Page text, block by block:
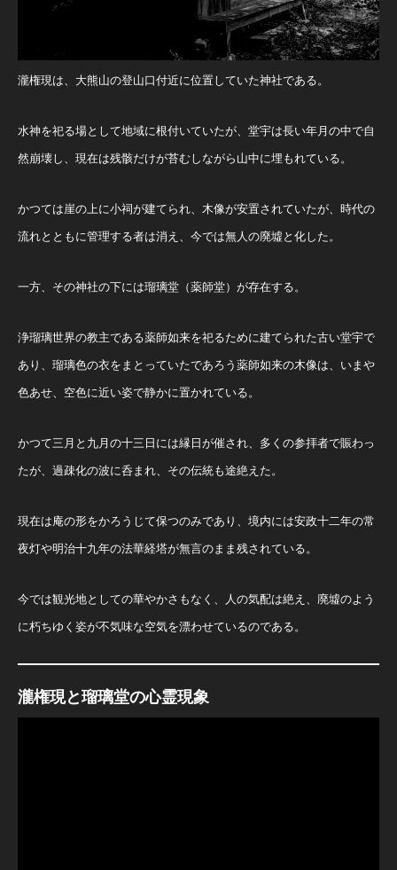
瀧権現は、大熊山の登山口付近に位置していた神社である。
水神を祀る場として地域に根付いていたが、堂宇は長い年月の中で自
然崩壊し、現在は残骸だけが苔むしながら山中に埋もれている。
かつては崖の上に小祠が建てられ、木像が安置されていたが、時代の
流れとともに管理する者は消え、今では無人の廃墟と化した。
一方、その神社の下には瑠璃堂（薬師堂）が存在する。
浄瑠璃世界の教主である薬師如来を祀るために建てられた古い堂宇で
あり、瑠璃色の衣をまとっていたであろう薬師如来の木像は、いまや
色あせ、空色に近い姿で静かに置かれている。
かつて三月と九月の十三日には縁日が催され、多くの参拝者で賑わっ
たが、過疎化の波に呑まれ、その伝統も途絶えた。
現在は庵の形をかろうじて保つのみであり、境内には安政十二年の常
夜灯や明治十九年の法華経塔が無言のまま残されている。
今では観光地としての華やかさもなく、人の気配は絶え、廃墟のよう
に朽ちゆく姿が不気味な空気を漂わせているのである。
瀧権現と瑠璃堂の心霊現象